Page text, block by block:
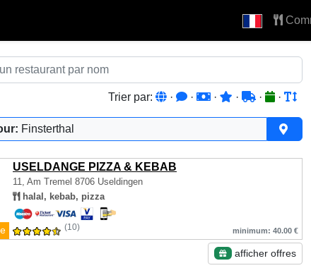
Trier par: · · · · · ·
Finsterthal
USELDANGE PIZZA & KEBAB
11, Am Tremel 8706 Useldingen
halal, kebab, pizza
(10) minimum: 40.00 €
afficher offres